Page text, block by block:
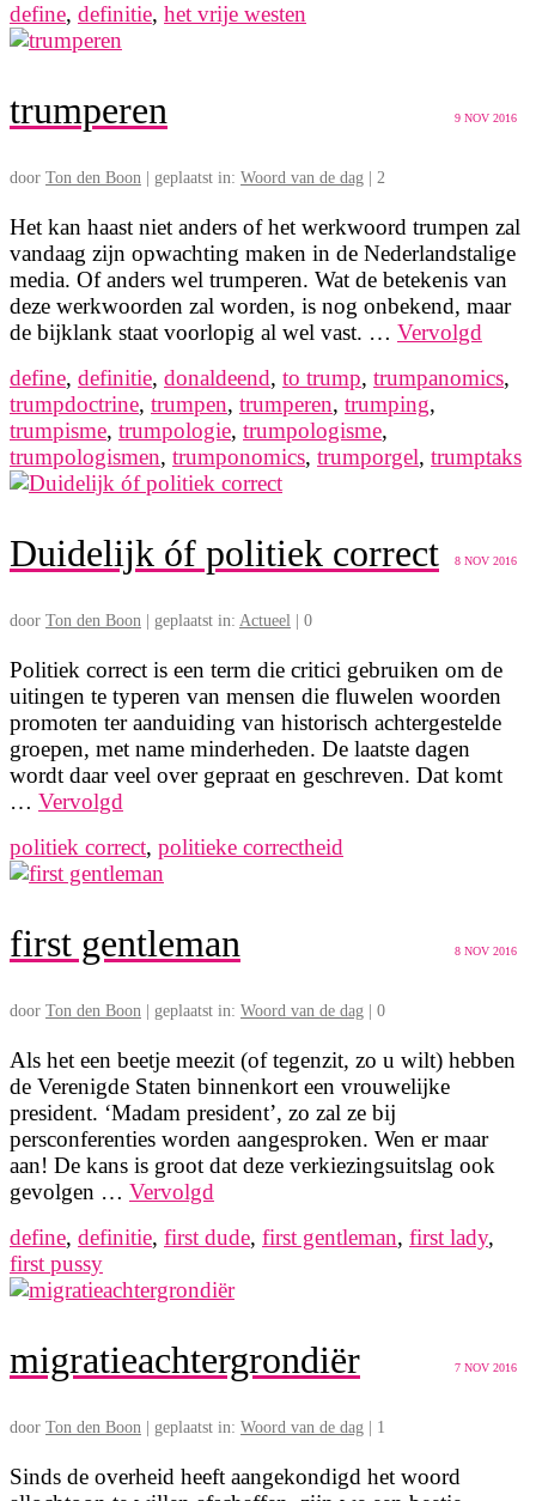
define, definitie, het vrije westen
9 NOV 2016
trumperen
door Ton den Boon geplaatst in: Woord van de dag 2
Het kan haast niet anders of het werkwoord trumpen zal
vandaag zijn opwachting maken in de Nederlandstalige
media. Of anders wel trumperen. Wat de betekenis van
deze werkwoorden zal worden, is nog onbekend, maar
de bijklank staat voorlopig al wel vast. … Vervolgd
define, definitie, donaldeend, to trump, trumpanomics,
trumpdoctrine, trumpen, trumperen, trumping,
trumpisme, trumpologie, trumpologisme,
trumpologismen, trumponomics, trumporgel, trumptaks
8 NOV 2016
Duidelijk óf politiek correct
door Ton den Boon geplaatst in: Actueel 0
Politiek correct is een term die critici gebruiken om de
uitingen te typeren van mensen die fluwelen woorden
promoten ter aanduiding van historisch achtergestelde
groepen, met name minderheden. De laatste dagen
wordt daar veel over gepraat en geschreven. Dat komt
… Vervolgd
politiek correct, politieke correctheid
8 NOV 2016
first gentleman
door Ton den Boon geplaatst in: Woord van de dag 0
Als het een beetje meezit (of tegenzit, zo u wilt) hebben
de Verenigde Staten binnenkort een vrouwelijke
president. ‘Madam president’, zo zal ze bij
persconferenties worden aangesproken. Wen er maar
aan! De kans is groot dat deze verkiezingsuitslag ook
gevolgen … Vervolgd
define, definitie, first dude, first gentleman, first lady,
first pussy
7 NOV 2016
migratieachtergrondiër
door Ton den Boon geplaatst in: Woord van de dag 1
Sinds de overheid heeft aangekondigd het woord